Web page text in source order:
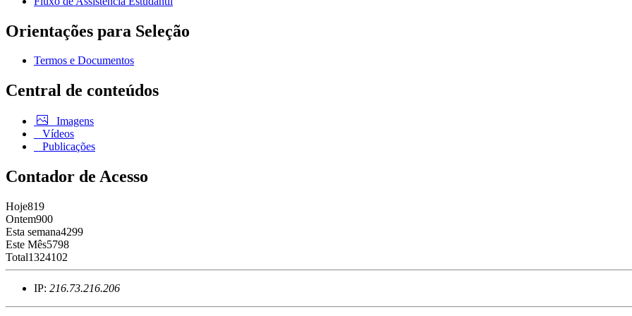
Orientações para Seleção
Termos e Documentos
Central de conteúdos
Imagens
Vídeos
Publicações
Contador de Acesso
Hoje819
Ontem900
Esta semana4299
Este Mês5798
Total1324102
IP: 216.73.216.206